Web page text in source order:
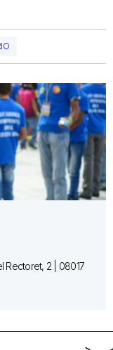
Rectoret, 2 | 08017